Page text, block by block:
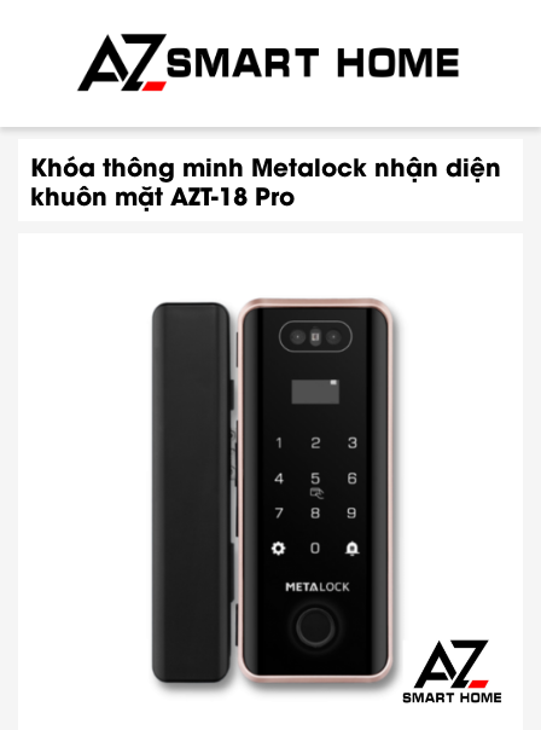
Khóa thông minh Metalock nhận diện
khuôn mặt AZT-18 Pro